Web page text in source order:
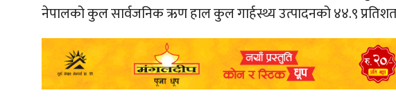
नेपालको कुल सार्वजनिक ऋण हाल कुल गार्हस्थ्य उत्पादनको ४४.९